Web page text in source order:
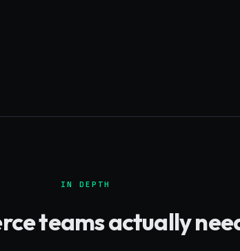
IN DEPTH
teams actually